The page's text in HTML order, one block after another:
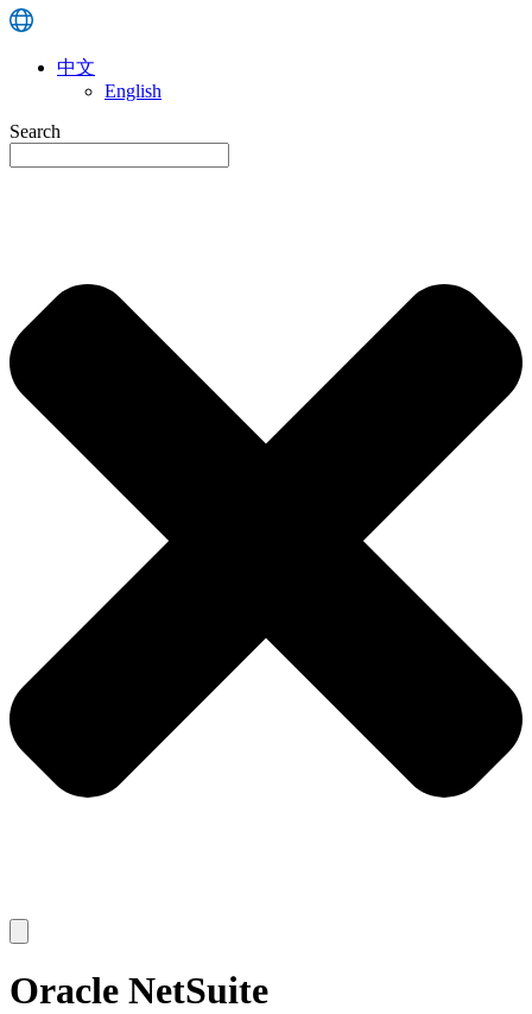
中文
English
Search
Oracle NetSuite